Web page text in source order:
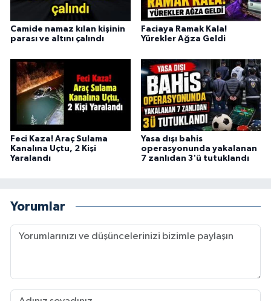
Camide namaz kılan kişinin
parası ve altını çalındı
Faciaya Ramak Kala!
Yürekler Ağza Geldi
Feci Kaza! Araç Sulama
Kanalına Uçtu, 2 Kişi
Yaralandı
Yasa dışı bahis
operasyonunda yakalanan
7 zanlıdan 3'ü tutuklandı
Yorumlar